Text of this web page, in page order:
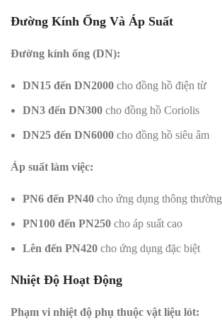
Đường Kính Ống Và Áp Suất
Đường kính ống (DN):
DN15 đến DN2000 cho đồng hồ điện từ
DN3 đến DN300 cho đồng hồ Coriolis
DN25 đến DN6000 cho đồng hồ siêu âm
Áp suất làm việc:
PN6 đến PN40 cho ứng dụng thông thường
PN100 đến PN250 cho áp suất cao
Lên đến PN420 cho ứng dụng đặc biệt
Nhiệt Độ Hoạt Động
Phạm vi nhiệt độ phụ thuộc vật liệu lót: